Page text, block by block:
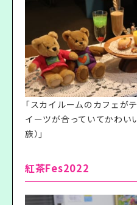
「スカイルームのカフェが
イーツが合っていてかわい
族）」
紅茶Fes2022